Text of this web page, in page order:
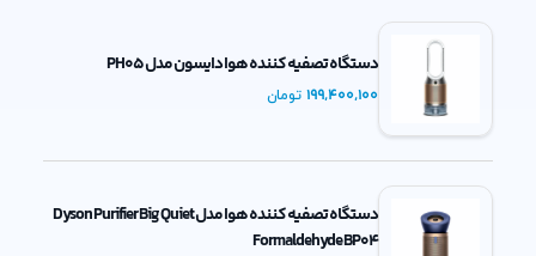
دستگاه تصفیه کننده هوا دایسون مدل PH05
199,400,100تومان
دستگاه تصفیه کننده هوا مدل Dyson Purifier Big Quiet
Formaldehyde BP04